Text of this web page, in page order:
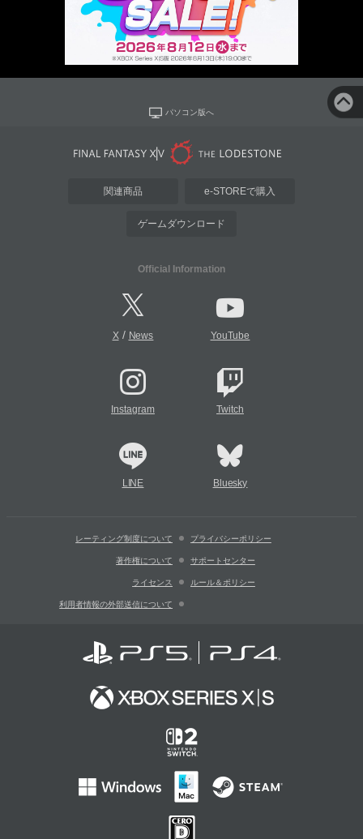
パソコン版へ
関連商品 e-STOREで購入
ゲームダウンロード
Official Information
X/ News YouTube
Instagram Twitch
LINE Bluesky
レーティング制度について プライバシーポリシー
著作権について サポートセンター
ライセンス ルール＆ポリシー
利用者情報の外部送信について